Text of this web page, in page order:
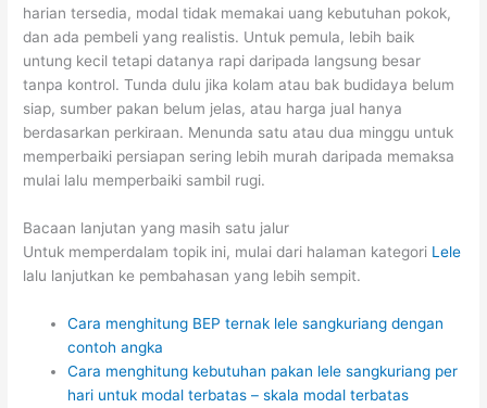
harian tersedia, modal tidak memakai uang kebutuhan pokok,
dan ada pembeli yang realistis. Untuk pemula, lebih baik
untung kecil tetapi datanya rapi daripada langsung besar
tanpa kontrol. Tunda dulu jika kolam atau bak budidaya belum
siap, sumber pakan belum jelas, atau harga jual hanya
berdasarkan perkiraan. Menunda satu atau dua minggu untuk
memperbaiki persiapan sering lebih murah daripada memaksa
mulai lalu memperbaiki sambil rugi.
Bacaan lanjutan yang masih satu jalur
Untuk memperdalam topik ini, mulai dari halaman kategori Lele
lalu lanjutkan ke pembahasan yang lebih sempit.
Cara menghitung BEP ternak lele sangkuriang dengan
contoh angka
Cara menghitung kebutuhan pakan lele sangkuriang per
hari untuk modal terbatas – skala modal terbatas